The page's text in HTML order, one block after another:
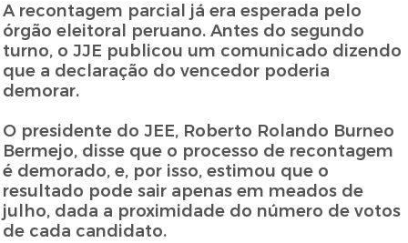
A recontagem parcial já era esperada pelo
órgão eleitoral peruano. Antes do segundo
turno, o JJE publicou um comunicado dizendo
que a declaração do vencedor poderia
demorar.
O presidente do JEE, Roberto Rolando Burneo
Bermejo, disse que o processo de recontagem
é demorado, e, por isso, estimou que o
resultado pode sair apenas em meados de
julho, dada a proximidade do número de votos
de cada candidato.